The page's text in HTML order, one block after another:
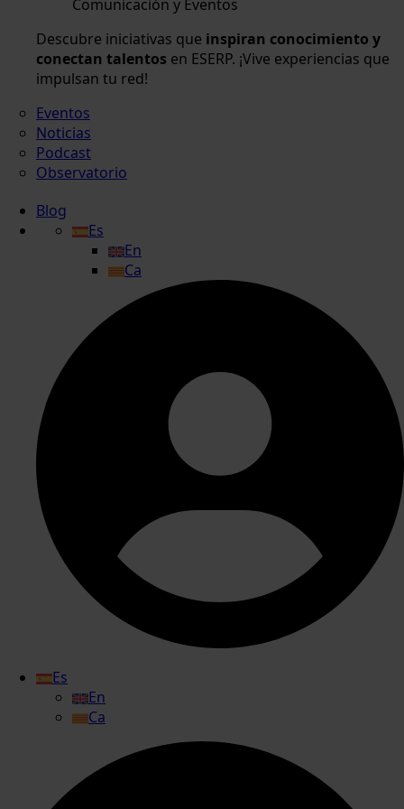
Comunicación y Eventos
Descubre iniciativas que inspiran conocimiento y
conectan talentos en ESERP. ¡Vive experiencias que
impulsan tu red!
Eventos
Noticias
Podcast
Observatorio
Blog
Es
En
Ca
Es
En
Ca